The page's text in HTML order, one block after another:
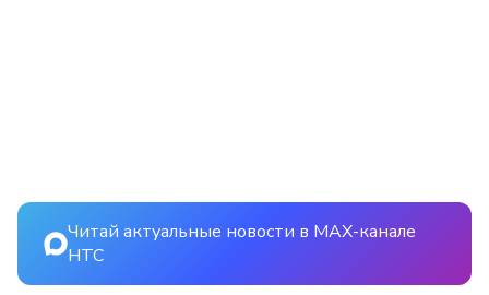
Читай актуальные новости в MAX-канале
НТС